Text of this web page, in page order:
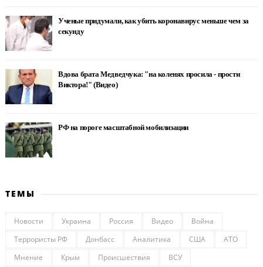
Ученые придумали, как убить коронавирус меньше чем за
секунду
Вдова брата Медведчука: "на коленях просила - прости
Виктора!" (Видео)
РФ на пороге масштабной мобилизации
ТЕМЫ
Новости Украина Россия Видео
Война
Террористы РФ
Донбасс Аналитика США
АТО
Мнение
Крым Происшествия ВСУ